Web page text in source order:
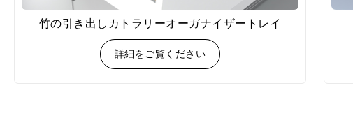
竹の引き出しカトラリーオーガナイザートレイ
詳細をご覧ください